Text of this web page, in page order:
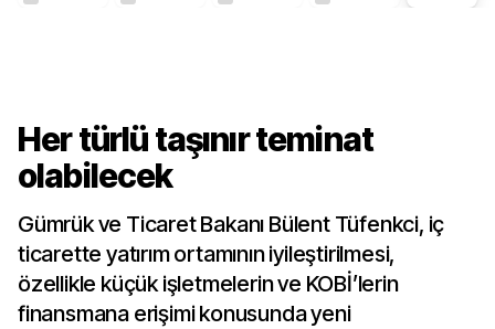
Her türlü taşınır teminat
olabilecek
Gümrük ve Ticaret Bakanı Bülent Tüfenkci, iç
ticarette yatırım ortamının iyileştirilmesi,
özellikle küçük işletmelerin ve KOBİ’lerin
finansmana erişimi konusunda yeni